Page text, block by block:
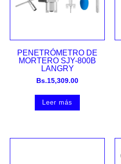
PENETRÓMETRO DE
MORTERO SJY-800B
LANGRY
Bs.15,309.00
Leer más